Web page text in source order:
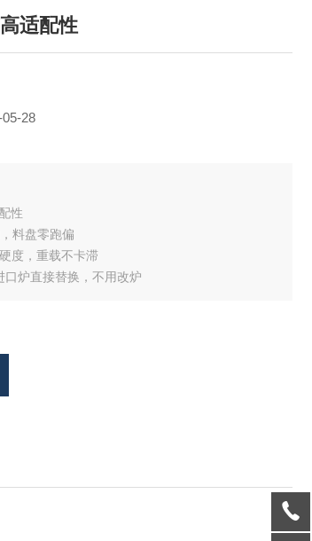
适配性
05-28
配性
料盘零跑偏
度，重载不卡滞
口炉直接替换，不用改炉